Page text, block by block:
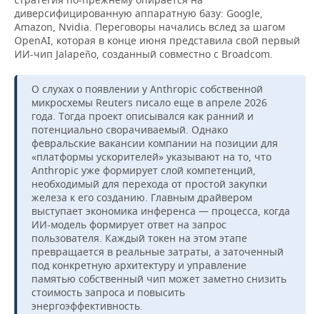
диверсифицированную аппаратную базу: Google,
Amazon, Nvidia. Переговоры начались вслед за шагом
OpenAI, которая в конце июня представила свой первый
ИИ-чип Jalapeño, созданный совместно с Broadcom.
О слухах о появлении у Anthropic собственной
микросхемы Reuters писало еще в апреле 2026
года. Тогда проект описывался как ранний и
потенциально сворачиваемый. Однако
февральские вакансии компании на позиции для
«платформы ускорителей» указывают на то, что
Anthropic уже формирует слой компетенций,
необходимый для перехода от простой закупки
железа к его созданию. Главным драйвером
выступает экономика инференса — процесса, когда
ИИ-модель формирует ответ на запрос
пользователя. Каждый токен на этом этапе
превращается в реальные затраты, а заточенный
под конкретную архитектуру и управление
памятью собственный чип может заметно снизить
стоимость запроса и повысить
энергоэффективность.